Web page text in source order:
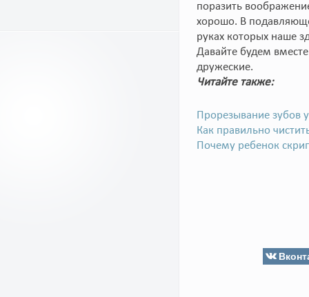
поразить
хорошо. В
руках которых наше
Давайте будем
дружеские.
Читайте также:
Прорезывание зубов
Как правильно
Почему ребенок